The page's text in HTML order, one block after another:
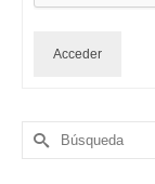
Acceder
Buscar
por: